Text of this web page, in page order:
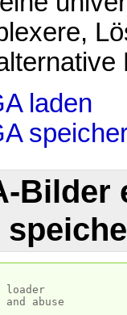
laden
Bilder
loader
abuse